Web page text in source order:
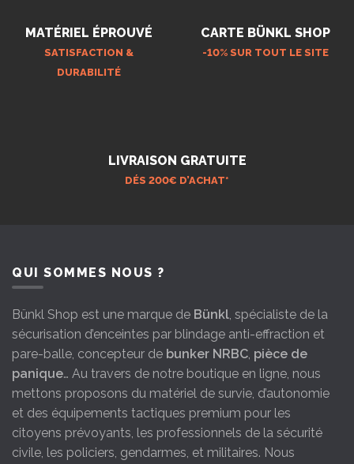
MATÉRIEL ÉPROUVÉ
SATISFACTION &
DURABILITÉ
CARTE BÜNKL SHOP
-10% SUR TOUT LE SITE
LIVRAISON GRATUITE
DÉS 200€ D’ACHAT*
QUI SOMMES NOUS ?
Bünkl Shop est une marque de Bünkl, spécialiste de la
sécurisation d’enceintes par blindage anti-effraction et
pare-balle, concepteur de bunker NRBC, pièce de
panique… Au travers de notre boutique en ligne, nous
mettons proposons du matériel de survie, d’autonomie
et des équipements tactiques premium pour les
citoyens prévoyants, les professionnels de la sécurité
civile, les policiers, gendarmes, et militaires. Nous